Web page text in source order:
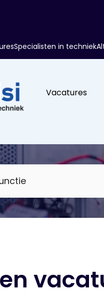
Specialisten in techniek
Vacatures